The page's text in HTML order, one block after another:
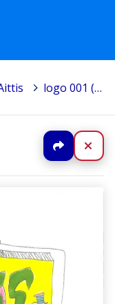
logo 001 (1).jpg
Jaa